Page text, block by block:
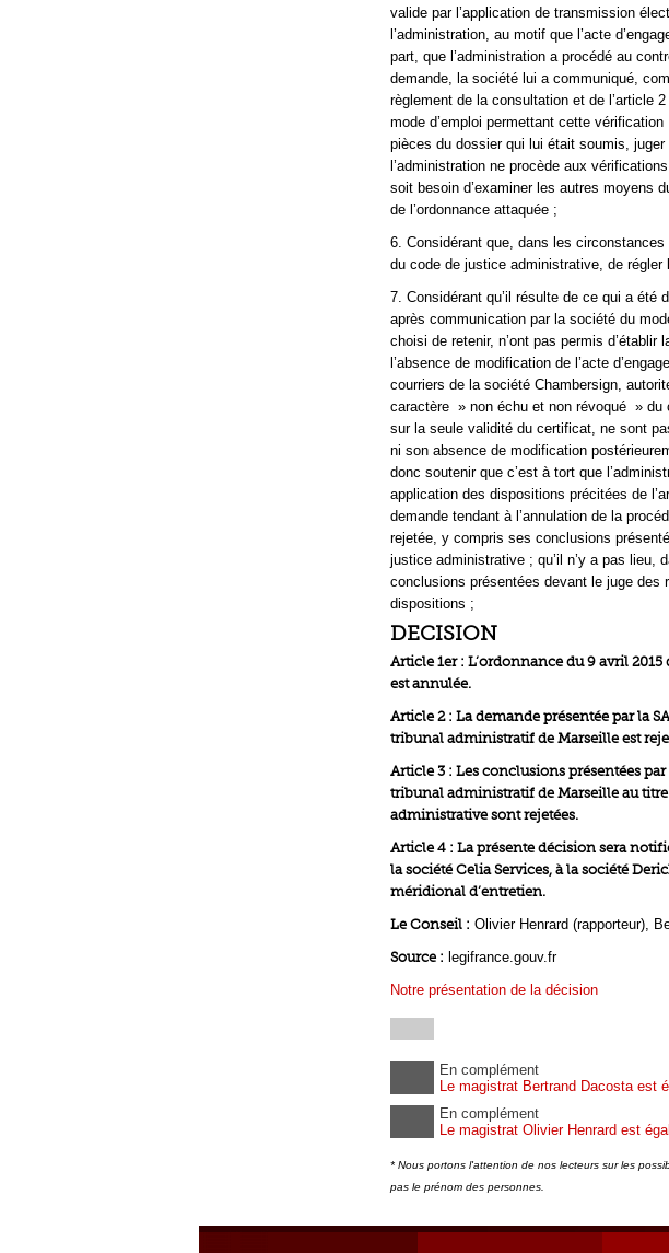
valide par l’application de transmission
l’administration, au motif que l’acte
part, que l’administration a procédé au
demande, la société lui a communiqué,
règlement de la consultation et de l’article
mode d’emploi permettant cette
pièces du dossier qui lui était soumis,
l’administration ne procède aux
soit besoin d’examiner les autres moyens
de l’ordonnance attaquée ;
6. Considérant que, dans les
du code de justice administrative, de régler
7. Considérant qu’il résulte de ce qui a été
après communication par la société du
choisi de retenir, n’ont pas permis
l’absence de modification de l’acte
courriers de la société Chambersign,
caractère » non échu et non révoqué »
sur la seule validité du certificat, ne sont
ni son absence de modification
donc soutenir que c’est à tort que
application des dispositions précitées de
demande tendant à l’annulation de la
rejetée, y compris ses conclusions
justice administrative ; qu’il n’y a pas lieu,
conclusions présentées devant le juge des
dispositions ;
DECISION
Article 1er : L’ordonnance du 9 avril
est annulée.
Article 2 : La demande présentée par la
tribunal administratif de Marseille est
Article 3 : Les conclusions présentées
tribunal administratif de Marseille au titre
administrative sont rejetées.
Article 4 : La présente décision sera
la société Celia Services, à la société
méridional d’entretien.
Le Conseil : Olivier Henrard (rapporteur),
Source : legifrance.gouv.fr
Notre présentation de la décision
En complément
Le magistrat Bertrand Dacosta est
En complément
Le magistrat Olivier Henrard est
* Nous portons l'attention de nos lecteurs sur les
pas le prénom des personnes.